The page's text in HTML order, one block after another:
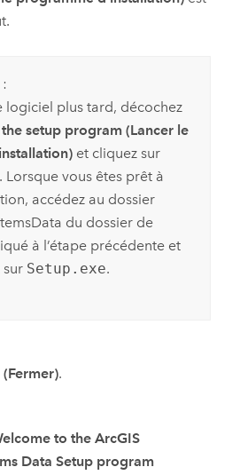
logiciel plus tard, décochez
the setup program (Lancer le
et cliquez sur
Lorsque vous êtes prêt à
accédez au dossier
du dossier de
à l’étape précédente et
Setup.exe.
.
to the ArcGIS
Data Setup program